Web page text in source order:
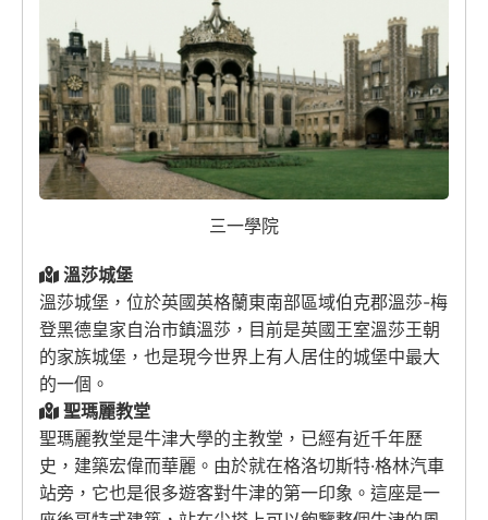
三一學院
溫莎城堡
溫莎城堡，位於英國英格蘭東南部區域伯克郡溫莎-梅
登黑德皇家自治市鎮溫莎，目前是英國王室溫莎王朝
的家族城堡，也是現今世界上有人居住的城堡中最大
的一個。
聖瑪麗教堂
聖瑪麗教堂是牛津大學的主教堂，已經有近千年歷
史，建築宏偉而華麗。由於就在格洛切斯特·格林汽車
站旁，它也是很多遊客對牛津的第一印象。這座是一